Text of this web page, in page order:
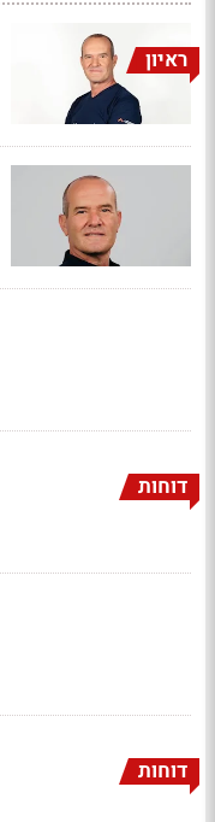
ראיון
דוחות
דוחות